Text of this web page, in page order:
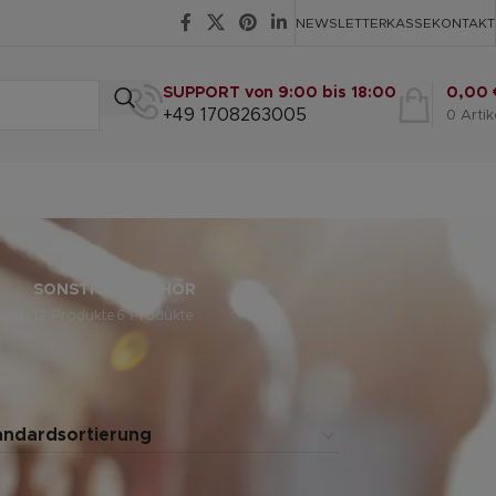
NEWSLETTERKASSEKONTAKT
SUPPORT von 9:00 bis 18:00
+49 1708263005 0
0,00
SONSTIGE
12 Produkte
ZUBEHÖR
6 Produkte